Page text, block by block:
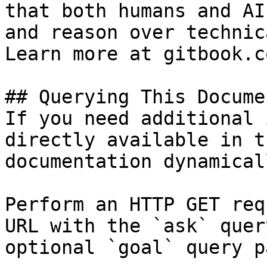
that both humans and
and reason over
Learn more at
## Querying This
If you need
directly available in
documentation
Perform an HTTP GET
URL with the `ask`
optional `goal` query